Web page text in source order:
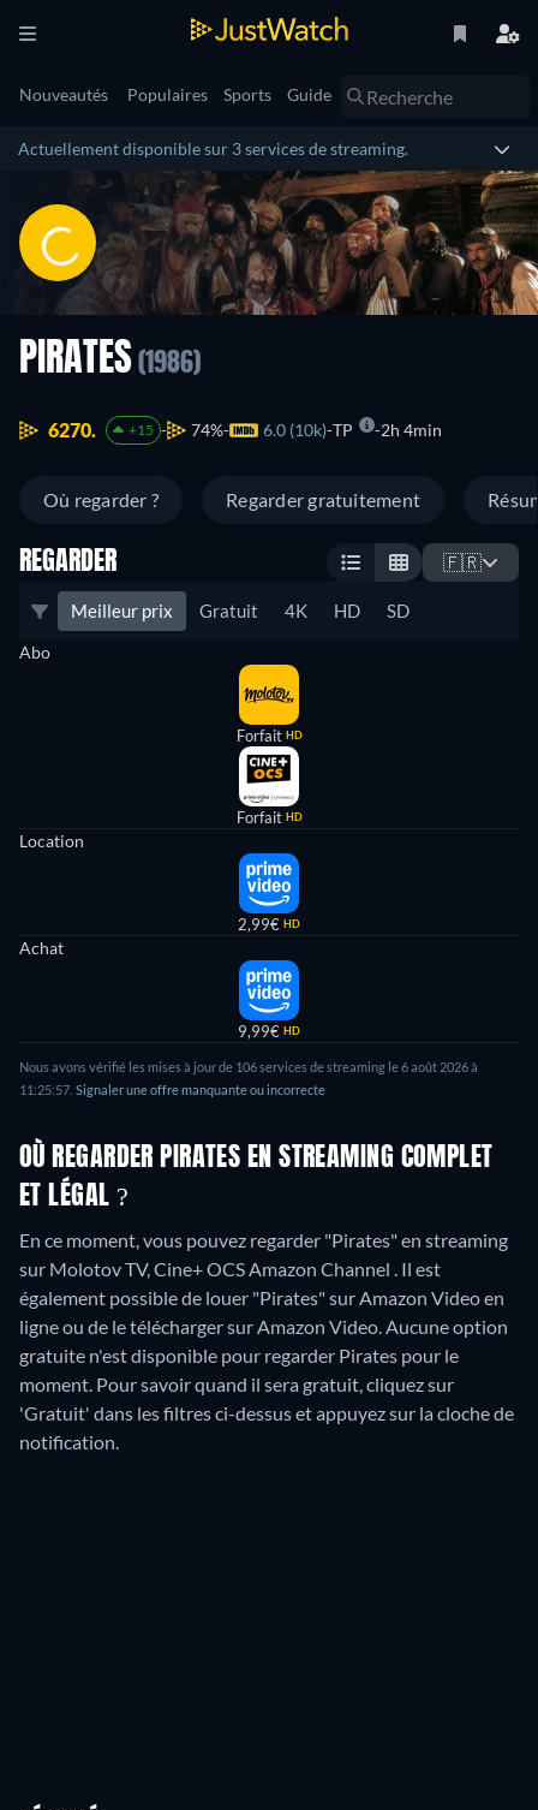
Nouveautés Populaires Sports Guide
Actuellement disponible sur 3 services de streaming.
PIRATES (1986)
6270. +15 74% 6.0 (10k) TP 2h 4min
Où regarder ? Regarder gratuitement
REGARDER 🇫🇷
Meilleur prix Gratuit 4K HD SD
Abo
Forfait HD
Forfait HD
Location
2,99€ HD
Achat
9,99€ HD
Nous avons vérifié les mises à jour de 106services de streaming le6 août 2026à
11:25:57 Signaler une offre manquante ou incorrecte
OÙ REGARDER PIRATES EN STREAMING COMPLET
ET LÉGAL ?
En ce moment, vous pouvez regarder "Pirates" en streaming
sur Molotov TV, Cine+ OCS Amazon Channel . Il est
également possible de louer "Pirates" sur Amazon Video en
ligne ou de le télécharger sur Amazon Video.Aucune option
gratuite n'est disponible pour regarder Pirates pour le
moment. Pour savoir quand il sera gratuit, cliquez sur
'Gratuit' dans les filtres ci-dessus et appuyez sur la cloche de
notification.